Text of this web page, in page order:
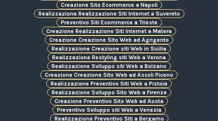
Creazione Sito Ecommerce a Napoli
Realizzazione Realizzazione Siti Internet a Suvereto
Preventivo Siti Ecommerce a Trieste
Creazione Realizzazione Siti Internet a Matera
Creazione Creazione Sito Web ad Agrigento
Realizzazione Creazione siti Web in Sicilia
Realizzazione Restyling siti Web a Verona
Realizzazione Sviluppo siti Web a Bolzano
Creazione Creazione Sito Web ad Ascoli Piceno
Realizzazione Preventivo Siti Web a Pistoia
Realizzazione Sviluppo Sito Web a Firenze
Creazione Preventivo Sito Web ad Aosta
Preventivo Sviluppo siti Web a Venezia
Realizzazione Preventivo Siti a Bergamo